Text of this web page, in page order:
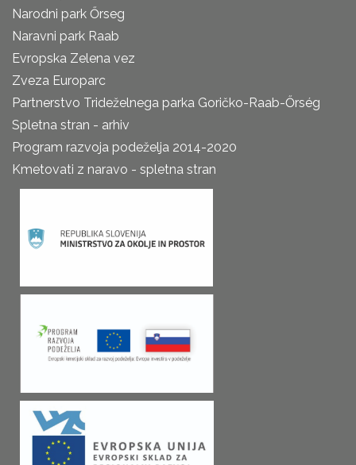
Narodni park Őrseg
Naravni park Raab
Evropska Zelena vez
Zveza Europarc
Partnerstvo Trideželnega parka Goričko-Raab-Őrség
Spletna stran - arhiv
Program razvoja podeželja 2014-2020
Kmetovati z naravo - spletna stran